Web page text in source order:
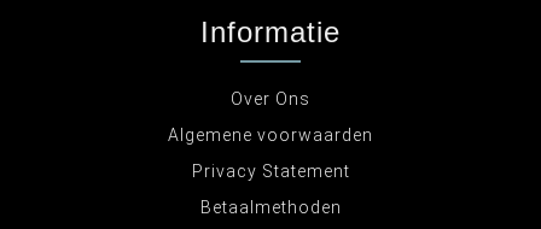
Informatie
Over Ons
Algemene voorwaarden
Privacy Statement
Betaalmethoden